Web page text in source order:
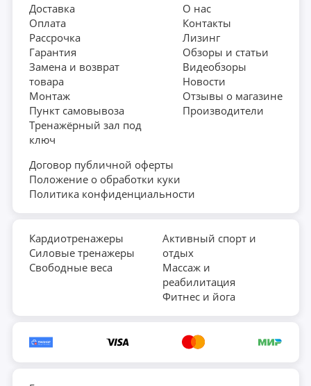
Доставка
Оплата
Рассрочка
Гарантия
Замена и возврат
товара
Монтаж
Пункт самовывоза
Тренажёрный зал под
ключ
О нас
Контакты
Лизинг
Обзоры и статьи
Видеобзоры
Новости
Отзывы о магазине
Производители
Договор публичной оферты
Положение о обработки куки
Политика конфиденциальности
Кардиотренажеры
Силовые тренажеры
Свободные веса
Активный спорт и
отдых
Массаж и
реабилитация
Фитнес и йога